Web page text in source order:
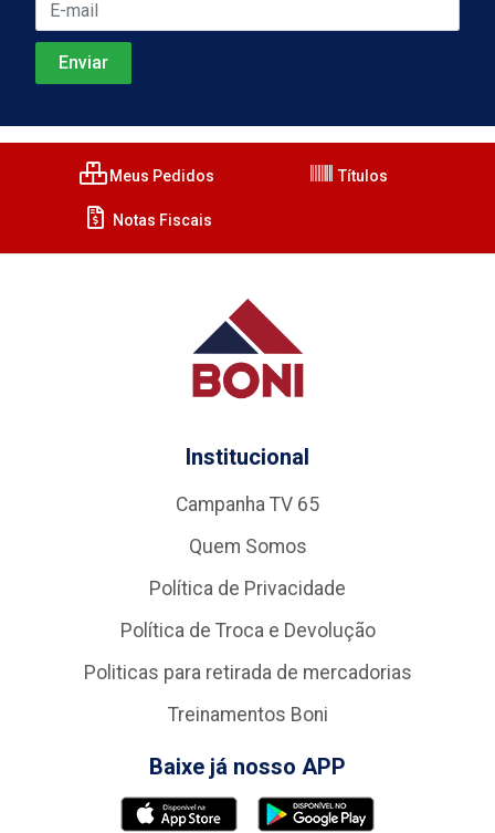
Meus Pedidos Títulos
Notas Fiscais
Institucional
Campanha TV 65
Quem Somos
Política de Privacidade
Política de Troca e Devolução
Politicas para retirada de mercadorias
Treinamentos Boni
Baixe já nosso APP